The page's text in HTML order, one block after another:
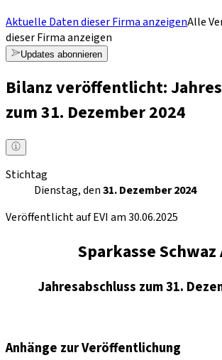
Aktuelle Daten dieser Firma anzeigenAlle
dieser Firma anzeigen
Updates abonnieren
Bilanz veröffentlicht:
zum 31. Dezember 2024
Stichtag
Dienstag, den31. Dezember 2024
Veröffentlicht auf EVI am 30.06.2025
Sparkasse Schwaz
Jahresabschluss zum 31.
Anhänge zur Veröffentlichung